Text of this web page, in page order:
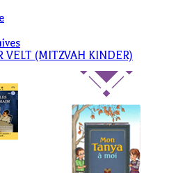
VELT (MITZVAH KINDER)